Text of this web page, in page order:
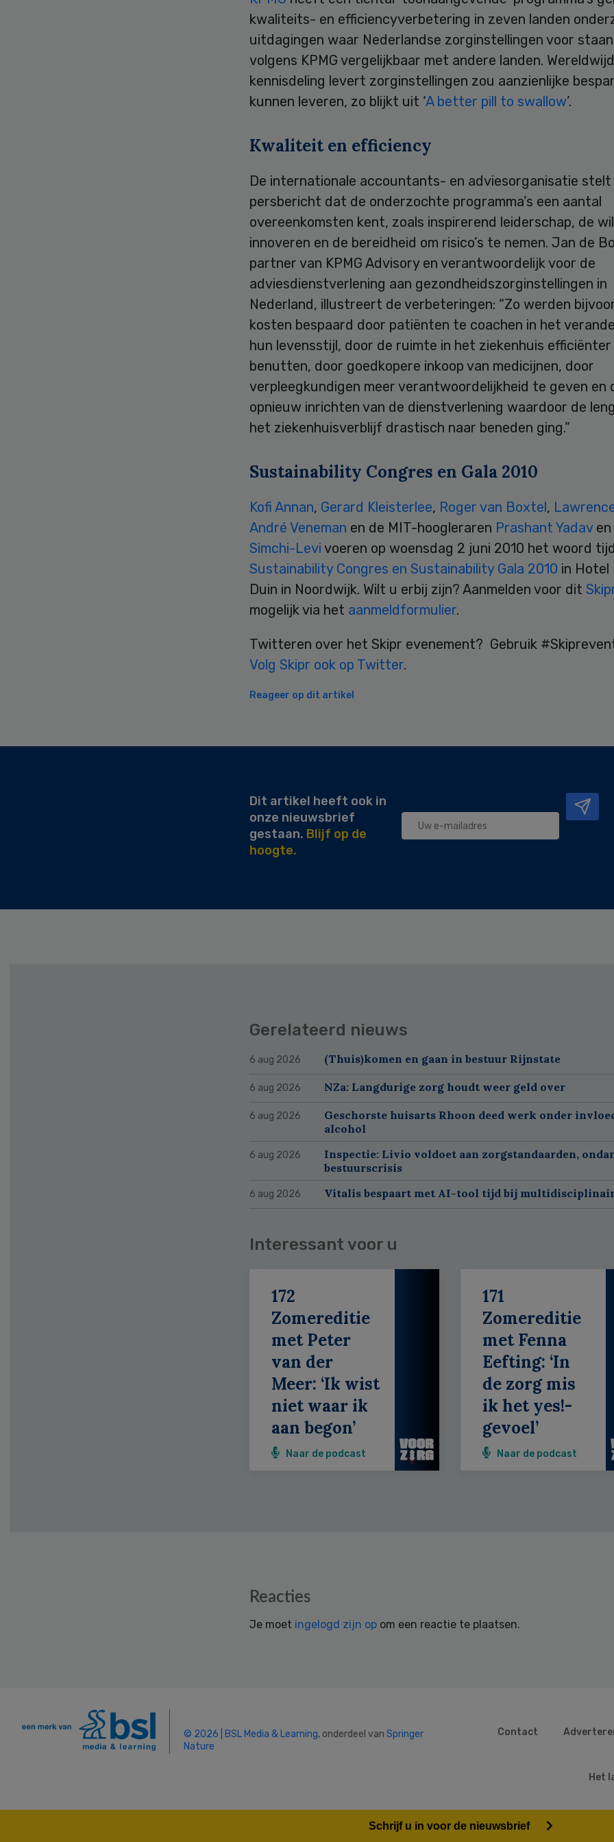
kwaliteits- en efficiencyverbetering in zeven landen
uitdagingen waar Nederlandse zorginstellingen voor
volgens KPMG vergelijkbaar met andere landen.
kennisdeling levert zorginstellingen zou aanzienlijke
kunnen leveren, zo blijkt uit ‘A better pill to swallow’.
Kwaliteit en efficiency
De internationale accountants- en adviesorganisatie stelt
persbericht dat de onderzochte programma’s een aantal
overeenkomsten kent, zoals inspirerend leiderschap, de
innoveren en de bereidheid om risico’s te nemen. Jan de
partner van KPMG Advisory en verantwoordelijk voor de
adviesdienstverlening aan gezondheidszorginstellingen in
Nederland, illustreert de verbeteringen: “Zo werden
kosten bespaard door patiënten te coachen in het
hun levensstijl, door de ruimte in het ziekenhuis
benutten, door goedkopere inkoop van medicijnen, door
verpleegkundigen meer verantwoordelijkheid te geven en
opnieuw inrichten van de dienstverlening waardoor de
het ziekenhuisverblijf drastisch naar beneden ging.”
Sustainability Congres en Gala 2010
Kofi Annan, Gerard Kleisterlee, Roger van Boxtel,
André Veneman en de MIT-hoogleraren Prashant Yadav en
Simchi-Levi voeren op woensdag 2 juni 2010 het woord
Sustainability Congres en Sustainability Gala 2010 in
Duin in Noordwijk. Wilt u erbij zijn? Aanmelden voor dit
mogelijk via het aanmeldformulier.
Twitteren over het Skipr evenement? Gebruik
Volg Skipr ook op Twitter.
Reageer op dit artikel
Secondary
Dit artikel heeft ook in
onze nieuwsbrief
gestaan. Blijf op de
hoogte.
Gerelateerd nieuws
6 aug 2026 (Thuis)komen en gaan in bestuur Rijnstate
6 aug 2026 NZa: Langdurige zorg houdt weer geld over
6 aug 2026
Geschorste huisarts Rhoon deed werk onder
alcohol
6 aug 2026
Inspectie: Livio voldoet aan zorgstandaarden,
bestuurscrisis
6 aug 2026 Vitalis bespaart met AI-tool tijd bij
Interessant voor u
172
Zomereditie
met Peter
van der
Meer: ‘Ik wist
niet waar ik
aan begon’
Naar de podcast
171
Zomereditie
met Fenna
Eefting: ‘In
de zorg mis
ik het yes!-
gevoel’
Naar de podcast
Reacties
Je moet ingelogd zijn op om een reactie te plaatsen.
© 2026 | BSL Media & Learning, onderdeel van Springer
Nature
Contact
Het
Schrijf u in voor de nieuwsbrief